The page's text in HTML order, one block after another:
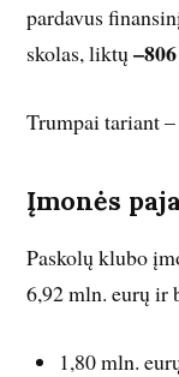
pardavus
skolas, liktų
Trumpai tariant
Įmonės
Paskolų klubo
6,92 mln. eurų ir
1,80 mln.